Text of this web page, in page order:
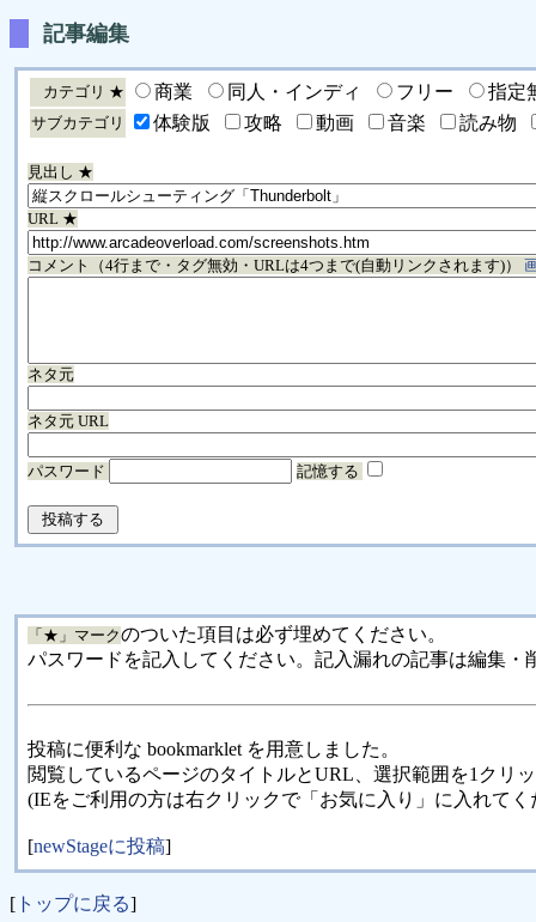
記事編集
カテゴリ ★ 商業 同人・インディ フリー 指定
サブカテゴリ 体験版 攻略 動画 音楽 読み物
見出し ★
URL ★
コメント（4行まで・タグ無効・URLは4つまで(自動リンクされます)）
ネタ元
ネタ元 URL
パスワード 記憶する
「★」マークのついた項目は必ず埋めてください。
パスワードを記入してください。記入漏れの記事は編集・
投稿に便利な bookmarklet を用意しました。
閲覧しているページのタイトルとURL、選択範囲を1クリ
(IEをご利用の方は右クリックで「お気に入り」に入れてく
[newStageに投稿]
[ トップに戻る]